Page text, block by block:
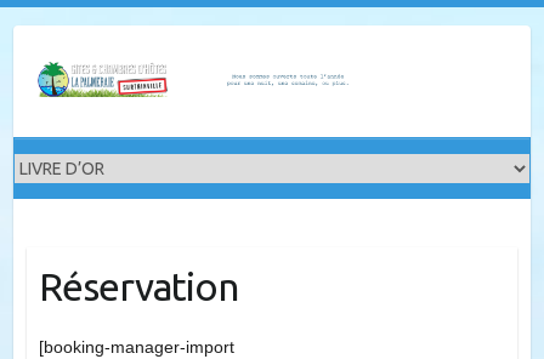
content
Réservation
[booking-manager-import